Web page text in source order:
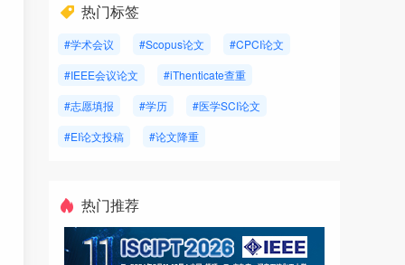
热门标签
#学术会议 #Scopus论文
#CPCI论文
#IEEE会议论文
#iThenticate查重
#志愿填报
#学历
#医学SCI论文
#EI论文投稿
#论文降重
热门推荐